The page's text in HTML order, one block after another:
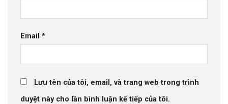
Email *
Lưu tên của tôi, email, và trang web trong trình
duyệt này cho lần bình luận kế tiếp của tôi.